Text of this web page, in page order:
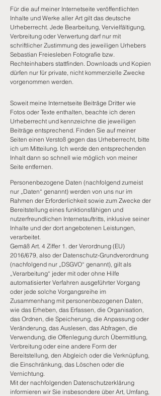
Für die auf meiner Internetseite veröffentlichten
Inhalte und Werke aller Art gilt das deutsche
Urheberrecht. Jede Bearbeitung, Vervielfältigung,
Verbreitung oder Verwertung darf nur mit
schriftlicher Zustimmung des jeweiligen Urhebers
Sebastian Freiesleben Fotografie bzw.
Rechteinhabers stattfinden. Downloads und Kopien
dürfen nur für private, nicht kommerzielle Zwecke
vorgenommen werden.
Soweit meine Internetseite Beiträge Dritter wie
Fotos oder Texte enthalten, beachte ich deren
Urheberrecht und kennzeichne die jeweiligen
Beiträge entsprechend. Finden Sie auf meiner
Seiten einen Verstoß gegen das Urheberrecht, bitte
ich um Mitteilung. Ich werde den entsprechenden
Inhalt dann so schnell wie möglich von meiner
Seite entfernen.
Personenbezogene Daten (nachfolgend zumeist
nur „Daten“ genannt) werden von uns nur im
Rahmen der Erforderlichkeit sowie zum Zwecke der
Bereitstellung eines funktionsfähigen und
nutzerfreundlichen Internetauftritts, inklusive seiner
Inhalte und der dort angebotenen Leistungen,
verarbeitet.
Gemäß Art. 4 Ziffer 1. der Verordnung (EU)
2016/679, also der Datenschutz-Grundverordnung
(nachfolgend nur „DSGVO“ genannt), gilt als
„Verarbeitung“ jeder mit oder ohne Hilfe
automatisierter Verfahren ausgeführter Vorgang
oder jede solche Vorgangsreihe im
Zusammenhang mit personenbezogenen Daten,
wie das Erheben, das Erfassen, die Organisation,
das Ordnen, die Speicherung, die Anpassung oder
Veränderung, das Auslesen, das Abfragen, die
Verwendung, die Offenlegung durch Übermittlung,
Verbreitung oder eine andere Form der
Bereitstellung, den Abgleich oder die Verknüpfung,
die Einschränkung, das Löschen oder die
Vernichtung.
Mit der nachfolgenden Datenschutzerklärung
informieren wir Sie insbesondere über Art, Umfang,